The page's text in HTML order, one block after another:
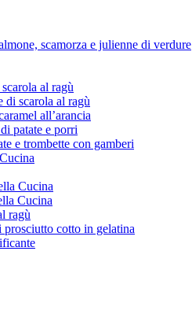
scamorza e julienne di verdure
al ragù
di scarola al ragù
all’arancia
patate e porri
e trombette con gamberi
Cucina
Cucina
ragù
cotto in gelatina